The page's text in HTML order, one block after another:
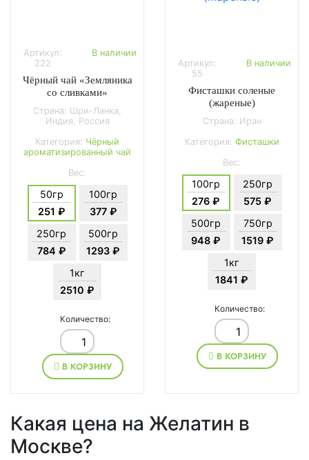
Артикул:
222
В наличии
Чёрный чай «Земляника
со сливками»
Страна: Шри-Ланка,
Индия, Россия
Категория: Чёрный
ароматизированный чай
Вес:
50гр
251 ₽
100гр
377 ₽
250гр
784 ₽
500гр
1293 ₽
1кг
2510 ₽
Количество:
В КОРЗИНУ
Артикул:
55
В наличии
Фисташки соленые
(жареные)
Страна: Иран
Категория: Фисташки
Вес:
100гр
276 ₽
250гр
575 ₽
500гр
948 ₽
750гр
1519 ₽
1кг
1841 ₽
Количество:
В КОРЗИНУ
Какая цена на Желатин в
Москве?